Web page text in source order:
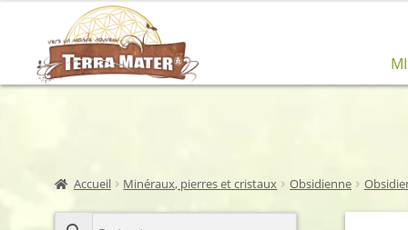
Aller
à
la
Aller
au
contenu
Accueil Minéraux, pierres et cristaux Obsidienne